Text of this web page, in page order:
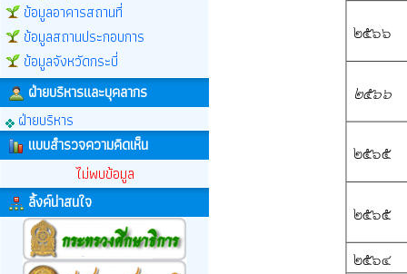
ข้อมูลอาคารสถานที่
ข้อมูลสถานประกอบการ
ข้อมูลจังหวัดกระบี่
ฝ่ายบริหารและบุคลากร
ฝ่ายบริหาร
แบบสำรวจความคิดเห็น
ไม่พบข้อมูล
ลิ้งค์น่าสนใจ